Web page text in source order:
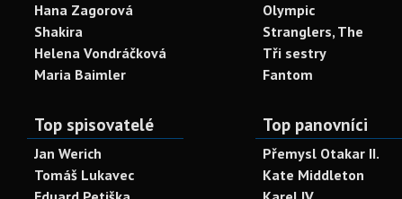
Hana Zagorová
Shakira
Helena Vondráčková
Maria Baimler
Olympic
Stranglers, The
Tři sestry
Fantom
Top spisovatelé
Jan Werich
Tomáš Lukavec
Top panovníci
Přemysl Otakar II.
Kate Middleton